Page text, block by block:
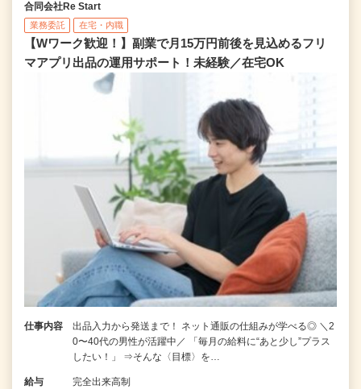
合同会社Re Start
業務委託 在宅・内職
【Wワーク歓迎！】副業で月15万円前後を見込めるフリ
マアプリ出品の運用サポート！未経験／在宅OK
仕事内容
出品入力から発送まで！ ネット通販の仕組みが学べる◎ ＼2
0〜40代の男性が活躍中／ 「毎月の給料に“あと少し”プラス
したい！」 ⇒そんな〈目標〉を…
給与 完全出来高制